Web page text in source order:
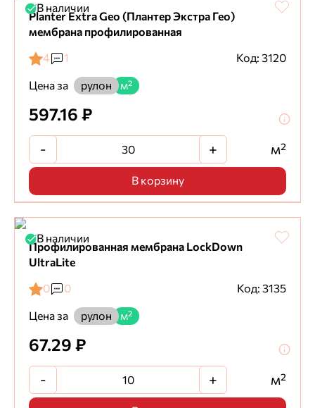
В наличии
Planter Extra Geo (Плантер Экстра Гео)
мембрана профилированная
4
1
Код: 3120
Цена за
рулон м²
597.16 ₽
- + м²
В корзину
В наличии
Профилированная мембрана LockDown
UltraLite
0
0
Код: 3135
Цена за
рулон м²
67.29 ₽
- + м²